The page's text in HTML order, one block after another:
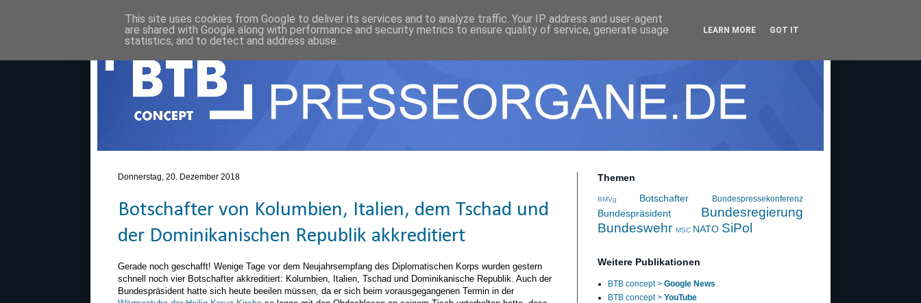
Donnerstag, 20. Dezember 2018
Botschafter von Kolumbien, Italien, dem Tschad und
der Dominikanischen Republik akkreditiert
Gerade noch geschafft! Wenige Tage vor dem Neujahrsempfang des Diplomatischen Korps wurden gestern
schnell noch vier Botschafter akkreditiert: Kolumbien, Italien, Tschad und Dominikanische Republik. Auch der
Bundespräsident hatte sich heute beeilen müssen, da er sich beim vorausgegangenen Termin in der
Themen
BMVg Botschafter Bundespressekonferenz
Bundespräsident
Bundesregierung
Bundeswehr MSC NATO SiPol
Weitere Publikationen
BTB concept > Google News
BTB concept > YouTube
This site uses cookies from Google to deliver its services and to analyze traffic. Your IP address and user-agent
are shared with Google along with performance and security metrics to ensure quality of service, generate usage
statistics, and to detect and address abuse.
LEARN MORE GOT IT